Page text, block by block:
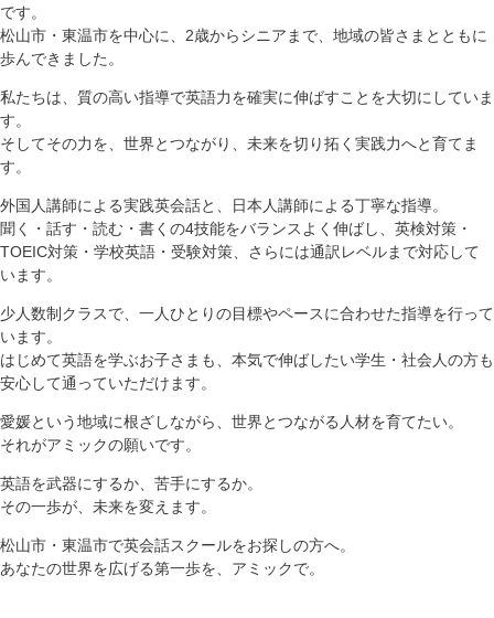
です。
松山市・東温市を中心に、2歳からシニアまで、地域の皆さまとともに
歩んできました。
私たちは、質の高い指導で英語力を確実に伸ばすことを大切にしていま
す。
そしてその力を、世界とつながり、未来を切り拓く実践力へと育てま
す。
外国人講師による実践英会話と、日本人講師による丁寧な指導。
聞く・話す・読む・書くの4技能をバランスよく伸ばし、英検対策・
TOEIC対策・学校英語・受験対策、さらには通訳レベルまで対応して
います。
少人数制クラスで、一人ひとりの目標やペースに合わせた指導を行って
います。
はじめて英語を学ぶお子さまも、本気で伸ばしたい学生・社会人の方も
安心して通っていただけます。
愛媛という地域に根ざしながら、世界とつながる人材を育てたい。
それがアミックの願いです。
英語を武器にするか、苦手にするか。
その一歩が、未来を変えます。
松山市・東温市で英会話スクールをお探しの方へ。
あなたの世界を広げる第一歩を、アミックで。